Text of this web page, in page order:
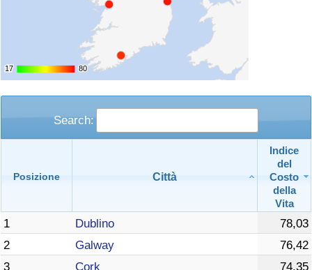
17
17 80
80
Search:
Posizione Città
Indice
del
Costo
della
Vita
1 Dublino
78,03
2
Galway
76,42
3
Cork 74,35